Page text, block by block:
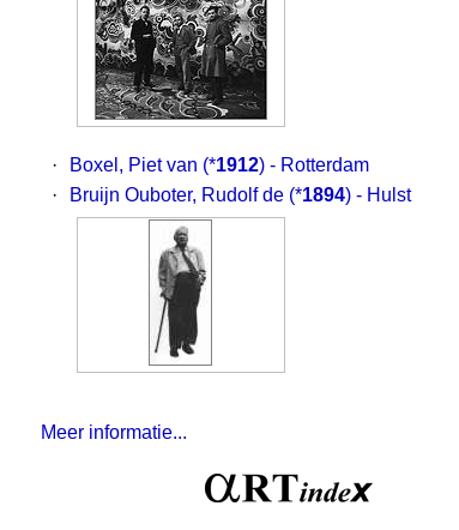
· Boxel, Piet van (*1912) - Rotterdam
·
Bruijn Ouboter, Rudolf de (*1894) - Hulst
Meer informatie...